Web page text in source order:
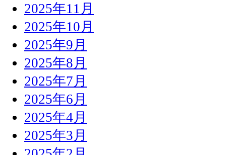
2025年11月
2025年10月
2025年9月
2025年8月
2025年7月
2025年6月
2025年4月
2025年3月